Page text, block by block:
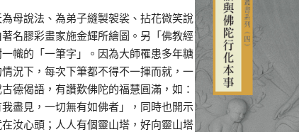
母說法、為弟子縫製袈裟、拈花微笑說
名膠彩畫家施金輝所繪圖。另「佛教經
幟的「一筆字」。因為大師罹患多年糖
況下，每次下筆都不得不一揮而就，一
德偈語，有讚歎佛陀的福慧圓滿，如：
盡見，一切無有如佛者」，同時也開示
汝心頭；人人有個靈山塔，好向靈山塔